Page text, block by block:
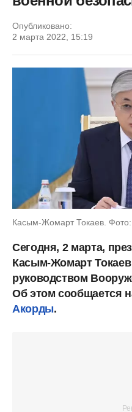
Опубликовано:
2 марта 2022, 15:19
Касым-Жомарт Токаев. Фото:
Сегодня, 2 марта,
Касым-Жомарт
руководством
Об этом сообщается
Акорды.